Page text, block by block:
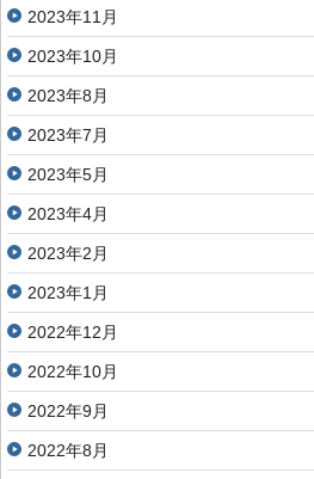
2023年11月
2023年10月
2023年8月
2023年7月
2023年5月
2023年4月
2023年2月
2023年1月
2022年12月
2022年10月
2022年9月
2022年8月